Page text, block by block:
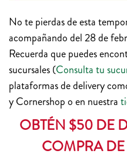
No te pierdas de esta
acompañando del 28 de
Recuerda que puedes
sucursales (Consulta tu
plataformas de delivery
y Cornershop o en nuestra
OBTÉN $50 DE
COMPRA